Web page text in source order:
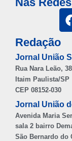
Redação
Jornal União
Rua Nara Leão,
Itaim Paulista/SP
CEP 08152-030
Jornal União
Avenida Maria
sala 2 bairro
São Bernardo do